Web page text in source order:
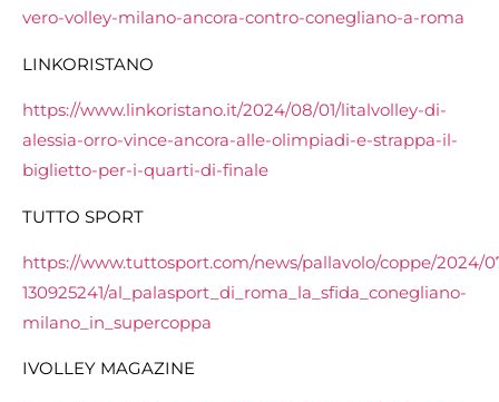
vero-volley-milano-ancora-contro-conegliano-a-roma
LINKORISTANO
https://www.linkoristano.it/2024/08/01/litalvolley-di-
alessia-orro-vince-ancora-alle-olimpiadi-e-strappa-il-
biglietto-per-i-quarti-di-finale
TUTTO SPORT
https://www.tuttosport.com/news/pallavolo/coppe/2024/
130925241/al_palasport_di_roma_la_sfida_conegliano-
milano_in_supercoppa
IVOLLEY MAGAZINE